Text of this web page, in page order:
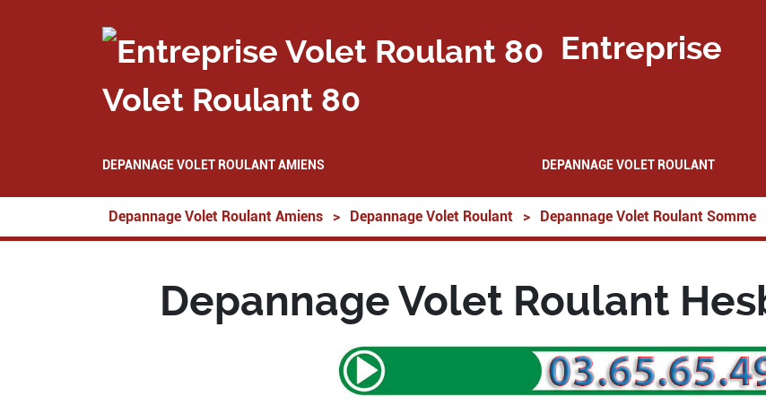
Entreprise
Volet Roulant 80
DEPANNAGE VOLET ROULANT AMIENS DEPANNAGE VOLET ROULANT
Depannage Volet Roulant Amiens > Depannage Volet Roulant > Depannage Volet Roulant Somme
Depannage Volet Roulant